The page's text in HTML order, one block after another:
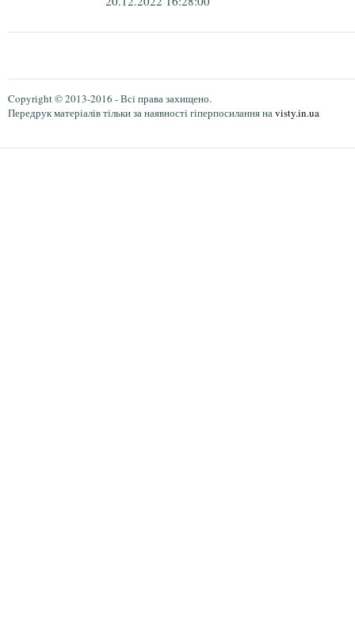
Copyright © 2013-2016 - Всі права захищено.
Передрук матеріалів тільки за наявності гіперпосилання наvisty.in.ua